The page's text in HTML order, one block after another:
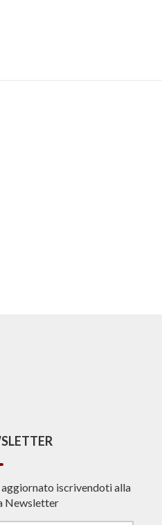
aggiornato iscrivendoti alla
Newsletter